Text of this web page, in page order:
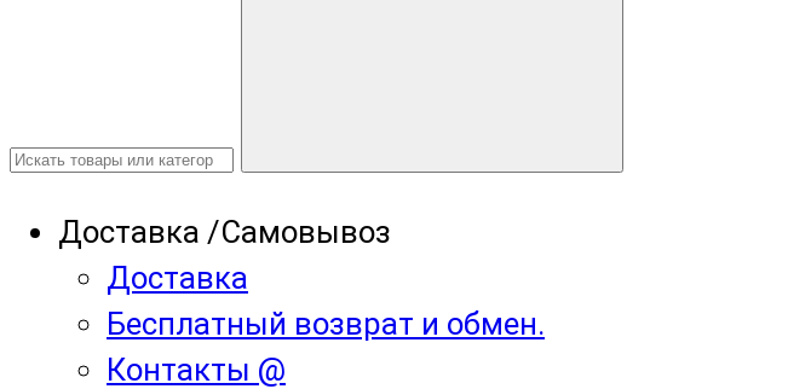
Доставка /Самовывоз
Доставка
Бесплатный возврат и обмен.
Контакты @